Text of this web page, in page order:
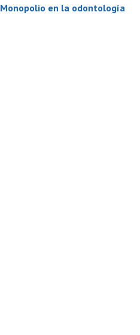
Monopolio en la odontología